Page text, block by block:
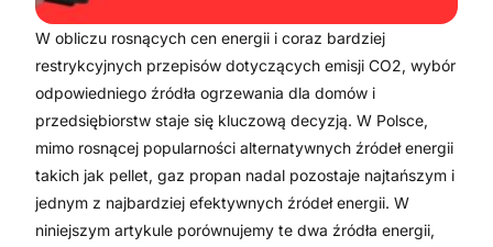
W obliczu rosnących cen energii i coraz bardziej
restrykcyjnych przepisów dotyczących emisji CO2, wybór
odpowiedniego źródła ogrzewania dla domów i
przedsiębiorstw staje się kluczową decyzją. W Polsce,
mimo rosnącej popularności alternatywnych źródeł energii
takich jak pellet, gaz propan nadal pozostaje najtańszym i
jednym z najbardziej efektywnych źródeł energii. W
niniejszym artykule porównujemy te dwa źródła energii,